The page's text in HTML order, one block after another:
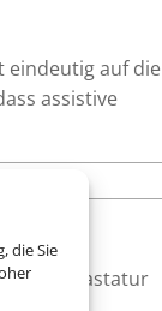
die Sie
eindeutig auf die
assistive
sie per Tastatur